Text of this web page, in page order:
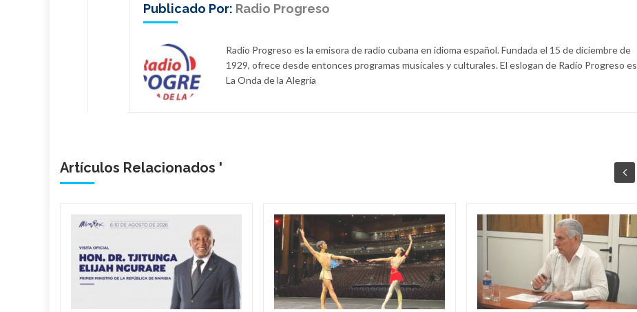
Publicado Por: Radio Progreso
Radio Progreso es la emisora de radio cubana en idioma español. Fundada el 15 de diciembre de
1929, ofrece desde entonces programas musicales y culturales. El eslogan de Radio Progreso es
La Onda de la Alegría
Artículos Relacionados '